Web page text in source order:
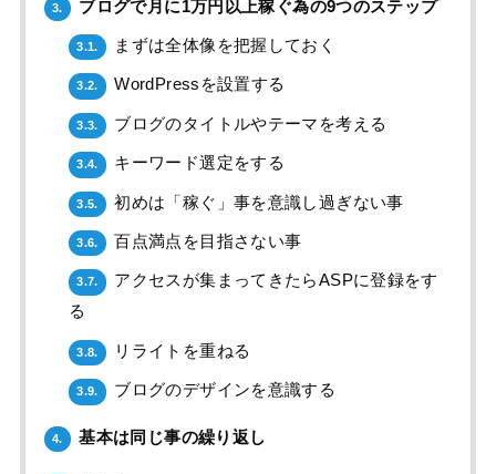
3. ブログで月に1万円以上稼ぐ為の9つのステップ
3.1. まずは全体像を把握しておく
3.2. WordPressを設置する
3.3. ブログのタイトルやテーマを考える
3.4. キーワード選定をする
3.5. 初めは「稼ぐ」事を意識し過ぎない事
3.6. 百点満点を目指さない事
3.7.
アクセスが集まってきたらASPに登録をす
る
3.8. リライトを重ねる
3.9. ブログのデザインを意識する
4. 基本は同じ事の繰り返し